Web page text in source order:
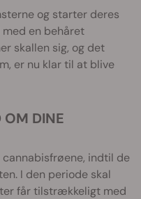
og starter deres
en behåret
skallen sig, og det
er nu klar til at blive
indtil de
I den periode skal
får tilstrækkeligt med